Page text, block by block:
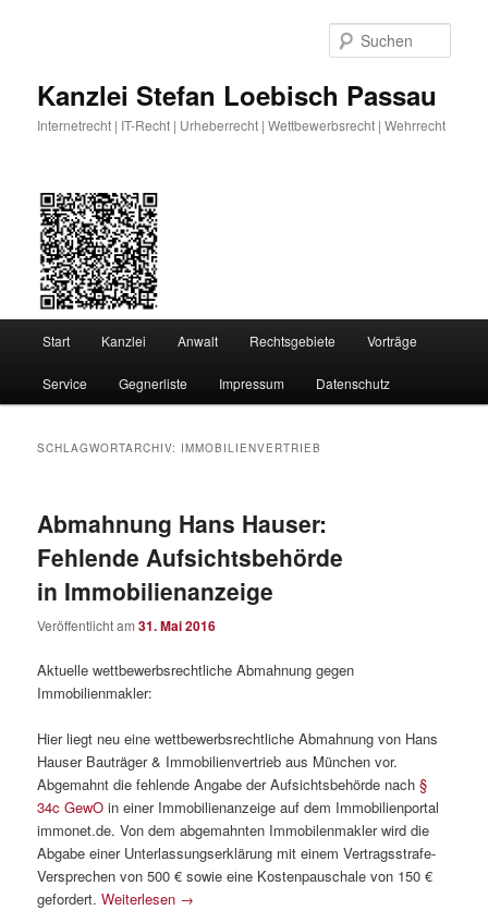
Kanzlei Stefan Loebisch Passau
Internetrecht | IT-Recht | Urheberrecht | Wettbewerbsrecht | Wehrrecht
Start Kanzlei Anwalt Rechtsgebiete Vorträge
Service Gegnerliste Impressum Datenschutz
SCHLAGWORTARCHIV: IMMOBILIENVERTRIEB
Abmahnung Hans Hauser:
Fehlende Aufsichtsbehörde
in Immobilienanzeige
Veröffentlicht am31. Mai 2016
Aktuelle wettbewerbsrechtliche Abmahnung gegen
Immobilienmakler:
Hier liegt neu eine wettbewerbsrechtliche Abmahnung von Hans
Hauser Bauträger & Immobilienvertrieb aus München vor.
Abgemahnt die fehlende Angabe der Aufsichtsbehörde nach§
34c GewO in einer Immobilienanzeige auf dem Immobilienportal
immonet.de. Von dem abgemahnten Immobilenmakler wird die
Abgabe einer Unterlassungserklärung mit einem Vertragsstrafe-
Versprechen von 500 € sowie eine Kostenpauschale von 150 €
gefordert.Weiterlesen →